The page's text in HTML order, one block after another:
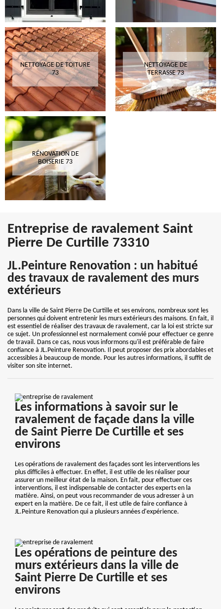
NETTOYAGE DE TOITURE
73
NETTOYAGE DE
TERRASSE 73
RÉNOVATION DE
BOISERIE 73
Entreprise de ravalement Saint
Pierre De Curtille 73310
JL.Peinture Renovation : un habitué
des travaux de ravalement des murs
extérieurs
Dans la ville de Saint Pierre De Curtille et ses environs, nombreux sont les
personnes qui doivent entretenir les murs extérieurs des maisons. En fait, il
est essentiel de réaliser des travaux de ravalement, car la loi est stricte sur
ce sujet. Un professionnel est normalement convié pour effectuer ce genre
de travail. Dans ce cas, nous vous informons qu'il est préférable de faire
confiance à JL.Peinture Renovation. Il peut proposer des prix abordables et
accessibles à beaucoup de monde. Pour les autres informations, il suffit de
visiter son site internet.
Les informations à savoir sur le
ravalement de façade dans la ville
de Saint Pierre De Curtille et ses
environs
Les opérations de ravalement des façades sont les interventions les
plus difficiles à effectuer. En effet, il est utile de les réaliser pour
assurer un meilleur état de la maison. En fait, pour effectuer ces
interventions, il est indispensable de contacter des experts en la
matière. Ainsi, on peut vous recommander de vous adresser à un
expert en la matière. De ce fait, il est utile de faire confiance à
JL.Peinture Renovation qui a plusieurs années d'expérience.
Les opérations de peinture des
murs extérieurs dans la ville de
Saint Pierre De Curtille et ses
environs